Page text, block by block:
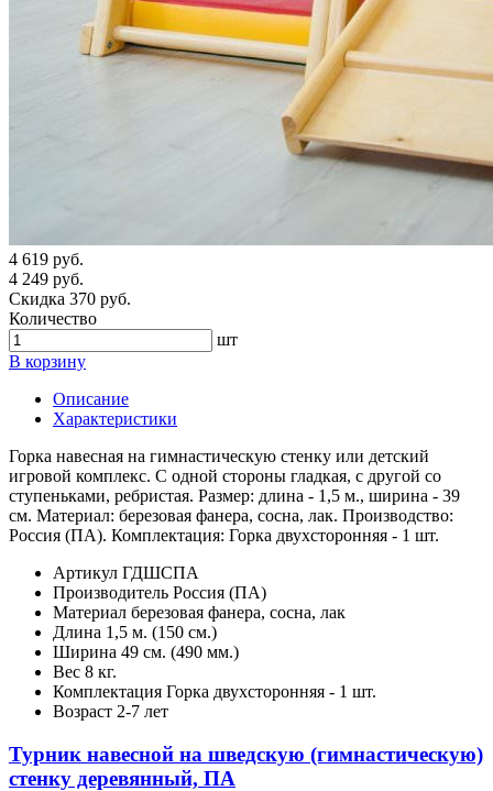
4 619 руб.
4 249 руб.
Скидка 370 руб.
Количество
шт
В корзину
Описание
Характеристики
Горка навесная на гимнастическую стенку или детский
игровой комплекс. С одной стороны гладкая, с другой со
ступеньками, ребристая. Размер: длина - 1,5 м., ширина - 39
см. Материал: березовая фанера, сосна, лак. Производство:
Россия (ПА). Комплектация: Горка двухсторонняя - 1 шт.
Артикул ГДШСПА
Производитель Россия (ПА)
Материал березовая фанера, сосна, лак
Длина 1,5 м. (150 см.)
Ширина 49 см. (490 мм.)
Вес 8 кг.
Комплектация Горка двухсторонняя - 1 шт.
Возраст 2-7 лет
Турник навесной на шведскую (гимнастическую)
стенку деревянный, ПА